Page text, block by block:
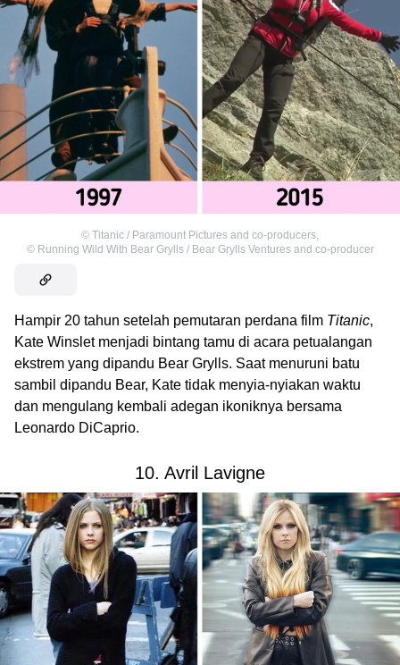
© Titanic / Paramount Pictures and co-producers
© Running Wild With Bear Grylls / Bear Grylls Ventures and co-producer
Hampir 20 tahun setelah pemutaran perdana film Titanic,
Kate Winslet menjadi bintang tamu di acara petualangan
ekstrem yang dipandu Bear Grylls. Saat menuruni batu
sambil dipandu Bear, Kate tidak menyia-nyiakan waktu
dan mengulang kembali adegan ikoniknya bersama
Leonardo DiCaprio.
10. Avril Lavigne